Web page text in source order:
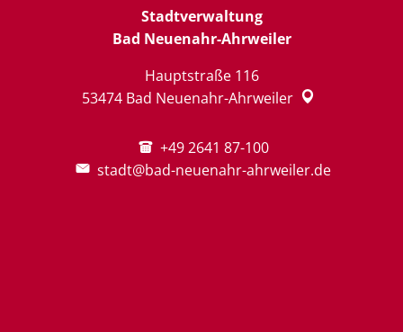
Stadtverwaltung
Bad Neuenahr-Ahrweiler
Hauptstraße 116
53474 Bad Neuenahr-Ahrweiler
+49 2641 87-100
stadt@bad-neuenahr-ahrweiler.de